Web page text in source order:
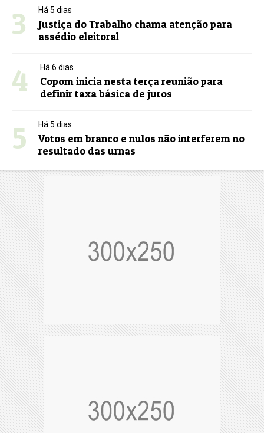
3 Há 5 dias
Justiça do Trabalho chama atenção para
assédio eleitoral
4 Há 6 dias
Copom inicia nesta terça reunião para
definir taxa básica de juros
5 Há 5 dias
Votos em branco e nulos não interferem no
resultado das urnas